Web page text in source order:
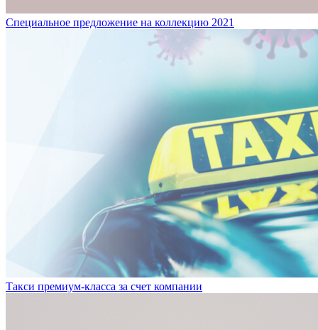
Специальное предложение на коллекцию 2021
Такси премиум-класса за счет компании